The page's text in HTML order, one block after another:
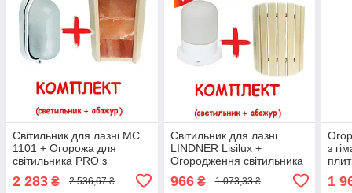
Світильник для лазні МС
1101 + Огорожа для
світильника PRO з
Комплект )
2 283 ₴ 2 536,67 ₴
Світильник для лазні
LINDNER Lisilux +
Огородження світильника
для лазні та сауни PRO,
липа
966₴ 1 073,33 ₴
з
1